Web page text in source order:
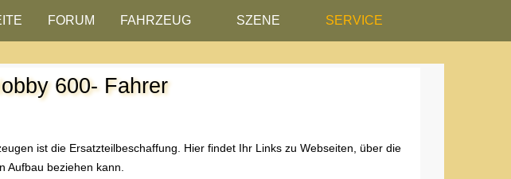
FORUM FAHRZEUG SZENE SERVICE
600- Fahrer
ist die Ersatzteilbeschaffung. Hier findet Ihr Links zu Webseiten, über die
Aufbau beziehen kann.